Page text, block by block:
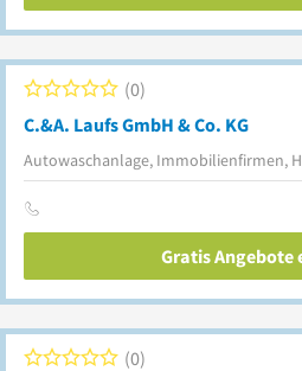
C.&A. Laufs GmbH & Co. KG
Autowaschanlage, Immobilienfirmen,
0
Gratis Angebote
0